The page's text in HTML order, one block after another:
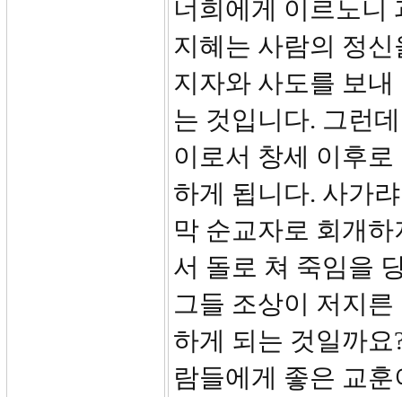
너희에게 이르노니
지혜는 사람의 정
지자와 사도를 보
는 것입니다. 그런
이로서 창세 이후
하게 됩니다. 사가
막 순교자로 회개
서 돌로 쳐 죽임을
그들 조상이 저지
하게 되는 것일까
람들에게 좋은 교